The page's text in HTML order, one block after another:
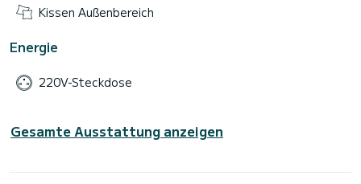
Kissen Außenbereich
Energie
220V-Steckdose
Gesamte Ausstattung anzeigen